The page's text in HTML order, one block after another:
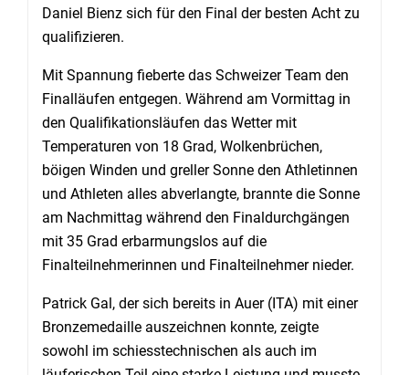
Daniel Bienz sich für den Final der besten Acht zu
qualifizieren.
Mit Spannung fieberte das Schweizer Team den
Finalläufen entgegen. Während am Vormittag in
den Qualifikationsläufen das Wetter mit
Temperaturen von 18 Grad, Wolkenbrüchen,
böigen Winden und greller Sonne den Athletinnen
und Athleten alles abverlangte, brannte die Sonne
am Nachmittag während den Finaldurchgängen
mit 35 Grad erbarmungslos auf die
Finalteilnehmerinnen und Finalteilnehmer nieder.
Patrick Gal, der sich bereits in Auer (ITA) mit einer
Bronzemedaille auszeichnen konnte, zeigte
sowohl im schiesstechnischen als auch im